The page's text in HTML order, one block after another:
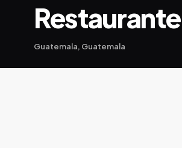
Guatemala, Guatemala